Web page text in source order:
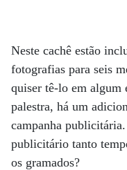
Neste cachê estão
fotografias para seis
quiser tê-lo em algum
palestra, há um
campanha
publicitário tanto
os gramados?